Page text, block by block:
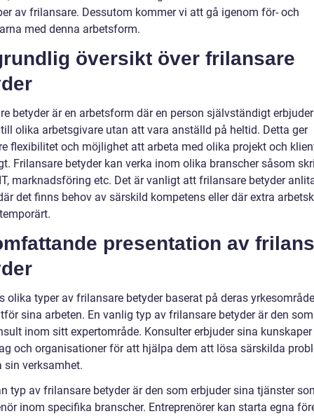
av frilansare. Dessutom kommer vi att gå igenom för- och
med denna arbetsform.
översikt över frilansare
betyder är en arbetsform där en person självständigt
olika arbetsgivare utan att vara anställd på heltid. Detta ger
flexibilitet och möjlighet att arbeta med olika projekt och
Frilansare betyder kan verka inom olika branscher såsom
marknadsföring etc. Det är vanligt att frilansare betyder
det finns behov av särskild kompetens eller där extra
presentation av
olika typer av frilansare betyder baserat på deras
sina arbeten. En vanlig typ av frilansare betyder är den
inom sitt expertområde. Konsulter erbjuder sina
och organisationer för att hjälpa dem att lösa särskilda
sin verksamhet.
typ av frilansare betyder är den som erbjuder sina tjänster
inom specifika branscher. Entreprenörer kan starta egna